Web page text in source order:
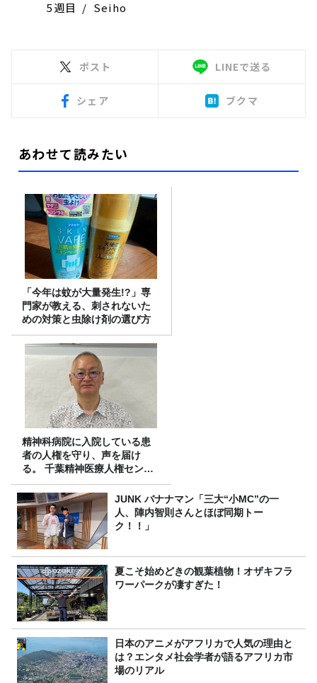
5週目 / Seiho
ポスト LINEで送る
シェア ブクマ
あわせて読みたい
「今年は蚊が大量発生!?」専
門家が教える、刺されないた
めの対策と虫除け剤の選び方
精神科病院に入院している患
者の人権を守り、声を届け
る。 千葉精神医療人権センタ
ーの取り組み
JUNK バナナマン「三大“小MC”の一
人、陣内智則さんとほぼ同期トー
ク！！」
夏こそ始めどきの観葉植物！オザキフラ
ワーパークが凄すぎた！
日本のアニメがアフリカで人気の理由と
は？エンタメ社会学者が語るアフリカ市
場のリアル